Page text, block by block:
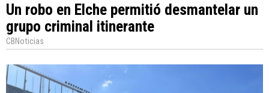
Un robo en Elche permitió desmantelar un
grupo criminal itinerante
CBNoticias